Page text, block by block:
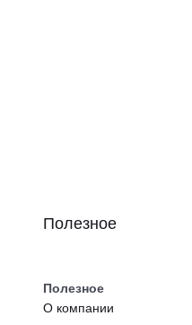
Полезное
Полезное
О компании